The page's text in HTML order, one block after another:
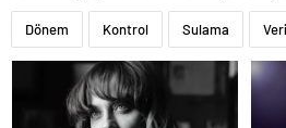
Dönem Kontrol Sulama